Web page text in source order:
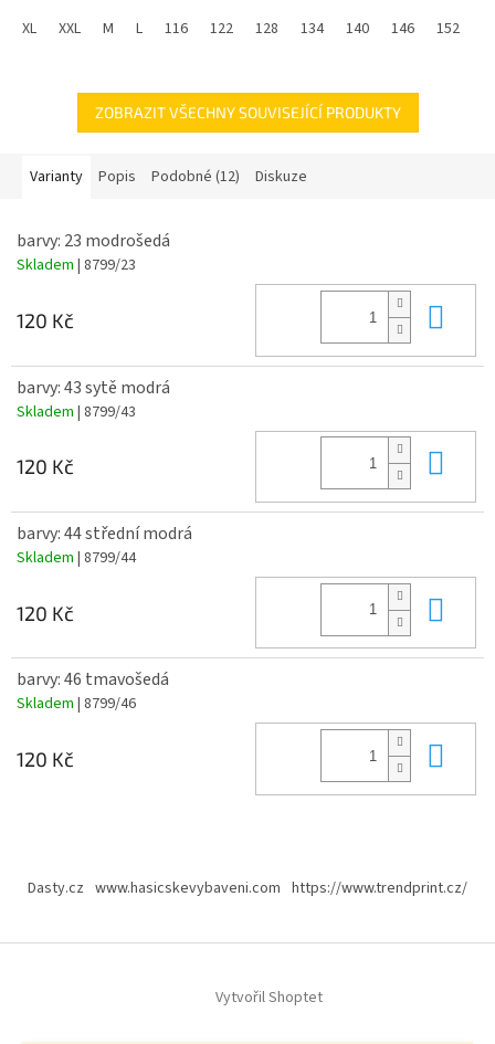
XL XXL M L 116 122 128 134 140 146 152
ZOBRAZIT VŠECHNY SOUVISEJÍCÍ PRODUKTY
Varianty Popis Podobné (12) Diskuze
barvy: 23 modrošedá
Skladem | 8799/23
120 Kč
barvy: 43 sytě modrá
Skladem | 8799/43
120 Kč
barvy: 44 střední modrá
Skladem | 8799/44
120 Kč
barvy: 46 tmavošedá
Skladem | 8799/46
120 Kč
Dasty.cz www.hasicskevybaveni.com https://www.trendprint.cz/
Vytvořil Shoptet